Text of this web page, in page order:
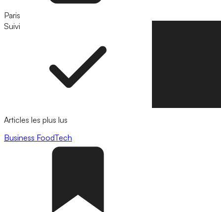
Paris
Suivi
Articles les plus lus
Business FoodTech